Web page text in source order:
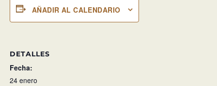
AÑADIR AL CALENDARIO
DETALLES
Fecha:
24 enero